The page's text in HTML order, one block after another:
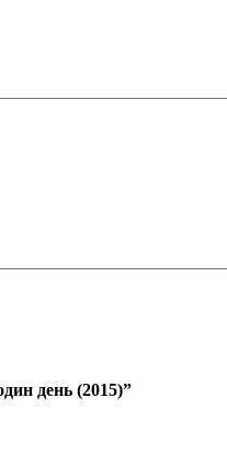
день (2015)”